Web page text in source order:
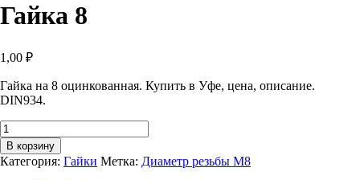
Гайка 8
1,00 ₽
Гайка на 8 оцинкованная. Купить в Уфе, цена, описание.
DIN934.
Количество
товара
Гайка
8
В корзину
Категория: Гайки Метка: Диаметр резьбы М8